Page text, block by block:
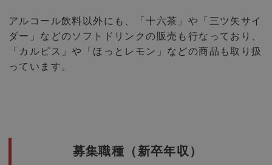
アルコール飲料以外にも、「十六茶」や「三ツ矢サイ
ダー」などのソフトドリンクの販売も行なっており、
「カルピス」や「ほっとレモン」などの商品も取り扱
っています。
募集職種（新卒年収）